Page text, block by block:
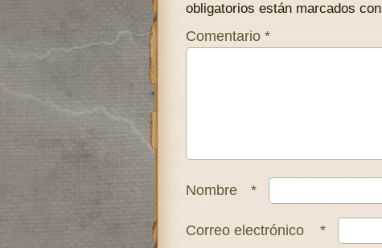
obligatorios están marcados con
Comentario *
Nombre *
Correo electrónico *